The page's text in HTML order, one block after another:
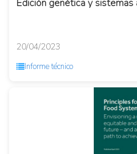
Edición genética y
20/04/2023
Informe técnico